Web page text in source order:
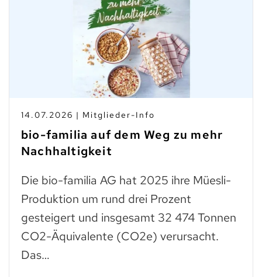
14.07.2026 | Mitglieder-Info
bio-familia auf dem Weg zu mehr
Nachhaltigkeit
Die bio-familia AG hat 2025 ihre Müesli-
Produktion um rund drei Prozent
gesteigert und insgesamt 32 474 Tonnen
CO2-Äquivalente (CO2e) verursacht.
Das…